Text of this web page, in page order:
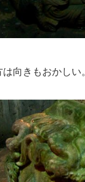
向きもおかしい。